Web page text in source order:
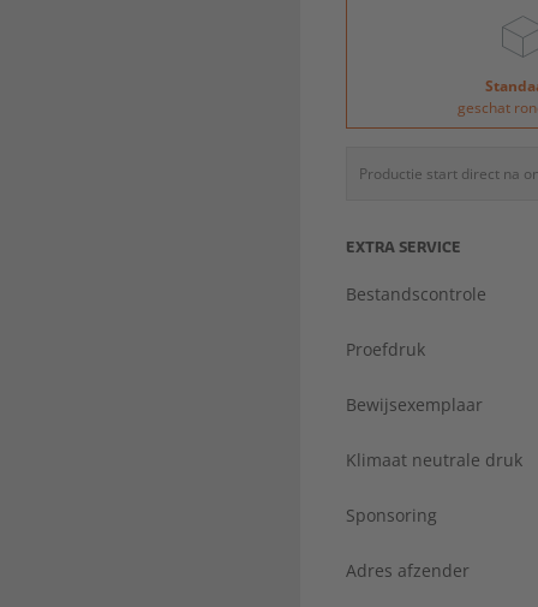
geschat
Productie start direct na
EXTRA SERVICE
Bestandscontrole
Proefdruk
Bewijsexemplaar
Klimaat neutrale druk
Sponsoring
Adres afzender